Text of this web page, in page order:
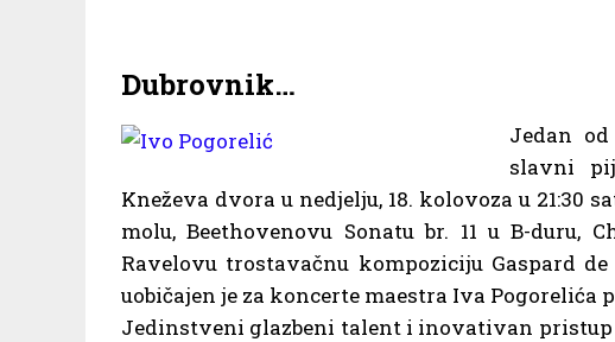
Dubrovnik…
Jedan
slavni
Kneževa dvora u nedjelju, 18. kolovoza u 21:30
molu, Beethovenovu Sonatu br. 11 u B-duru,
Ravelovu trostavačnu kompoziciju Gaspard
uobičajen je za koncerte maestra Iva Pogorelića
Jedinstveni glazbeni talent i inovativan